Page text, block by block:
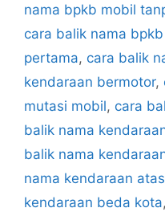
nama bpkb mobil
cara balik nama
pertama, cara balik
kendaraan bermotor,
mutasi mobil, cara
balik nama
balik nama
nama kendaraan
kendaraan beda kota,